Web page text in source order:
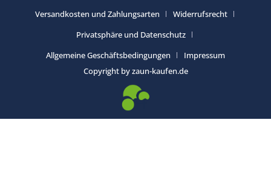
Versandkosten und Zahlungsarten
Widerrufsrecht
Privatsphäre und Datenschutz
Allgemeine Geschäftsbedingungen
Impressum
Copyright by zaun-kaufen.de